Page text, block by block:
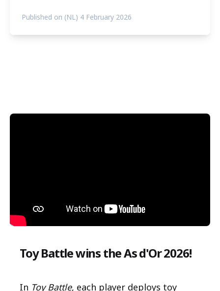
Published on (NL) 4 February 2026
Toy Battle wins the As d'Or 2026!
In Toy Battle, each player deploys toy